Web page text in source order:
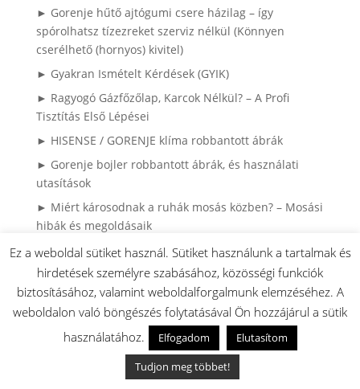
► Gorenje hűtő ajtógumi csere házilag – így
spórolhatsz tízezreket szerviz nélkül (Könnyen
cserélhető (hornyos) kivitel)
► Gyakran Ismételt Kérdések (GYIK)
► Ragyogó Gázfőzőlap, Karcok Nélkül? – A Profi
Tisztítás Első Lépései
► HISENSE / GORENJE klíma robbantott ábrák
► Gorenje bojler robbantott ábrák, és használati
utasítások
► Miért károsodnak a ruhák mosás közben? – Mosási
hibák és megoldásaik
► Mosási Katasztrófák: Így Mentsd meg a Ruháidat!
► 4 sütési hiba ami lehet hogy nem sütő
meghibásodás:
► Gorenje / MORA Tűzhely tippek és tanácsok:
► HISENSE / Gorenej Hűtők és fagyasztók: tippek és
► LOC gyerekzár Gorenje és MORA készülékeken:
Ez a weboldal sütiket használ. Sütiket használunk a tartalmak és
hirdetések személyre szabásához, közösségi funkciók
biztosításához, valamint weboldalforgalmunk elemzéséhez. A
weboldalon való böngészés folytatásával Ön hozzájárul a sütik
használatához.
Elfogadom
Elutasítom
Tudjon meg többet!